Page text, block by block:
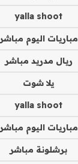
yalla shoot
مباريات اليوم مباشر
ريال مدريد مباشر
يلا شوت
yalla shoot
مباريات اليوم مباشر
برشلونة مباشر